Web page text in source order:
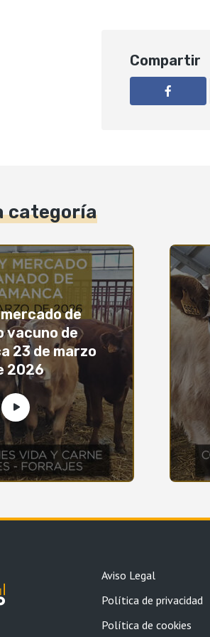
Compartir
categoría
de
vacuno de
23 de marzo
2026
Aviso Legal
Política de privacidad
Política de cookies